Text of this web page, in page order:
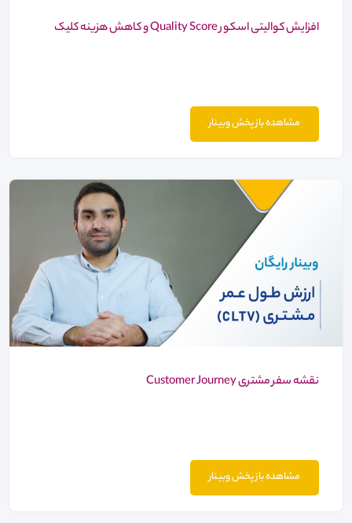
افزایش کوالیتی اسکور Quality Score و کاهش هزینه کلیک
مشاهده باز پخش وبینار
نقشه سفر مشتری Customer Journey
مشاهده باز پخش وبینار